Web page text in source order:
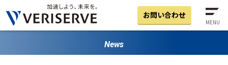
お問い合わせ
MENU
News